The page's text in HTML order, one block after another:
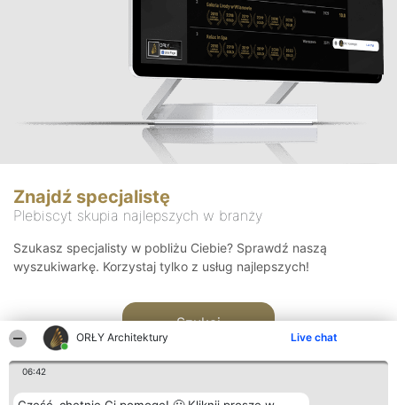
ORŁY Architektury Live chat
06:42
Znajdź specjalistę
Plebiscyt skupia najlepszych w branży
Szukasz specjalisty w pobliżu Ciebie? Sprawdź naszą
wyszukiwarkę. Korzystaj tylko z usług najlepszych!
Szukaj